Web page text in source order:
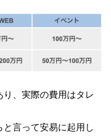
、実際の費用はタレ
言って安易に起用し